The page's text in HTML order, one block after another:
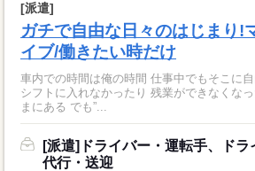
[派遣]
ガチで自由な日々のはじまり!
イブ/働きたい時だけ
車内での時間は俺の時間 仕事中でもそこに
シフトに入れなかったり 残業ができなくな
まにある でも”...
[派遣]ドライバー・運転手、ド
代行・送迎